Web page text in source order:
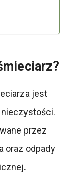
jest
przez
oraz odpady